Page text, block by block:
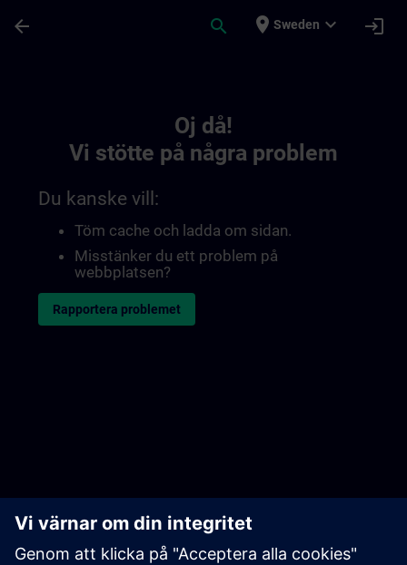
arrow_back search place Sweden expand_more login
Oj då!
Vi stötte på några problem
Du kanske vill:
Töm cache och ladda om sidan.
Misstänker du ett problem på
webbplatsen?
Rapportera problemet